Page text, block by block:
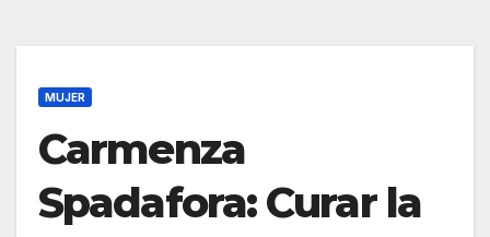
MUJER
Carmenza
Spadafora: Curar la